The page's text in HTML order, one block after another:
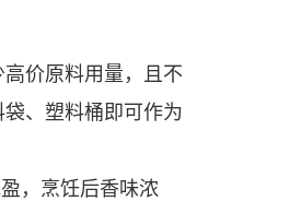
价原料用量，且不
、塑料桶即可作为
，烹饪后香味浓